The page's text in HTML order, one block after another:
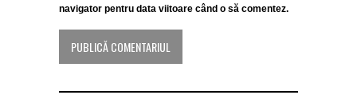
navigator pentru data viitoare când o să comentez.